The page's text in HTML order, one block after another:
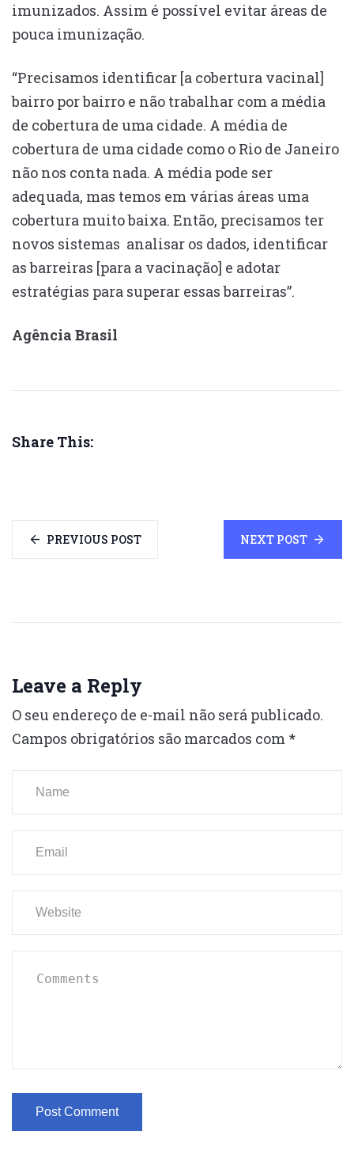
imunizados. Assim é possível evitar áreas de
pouca imunização.
“Precisamos identificar [a cobertura vacinal]
bairro por bairro e não trabalhar com a média
de cobertura de uma cidade. A média de
cobertura de uma cidade como o Rio de Janeiro
não nos conta nada. A média pode ser
adequada, mas temos em várias áreas uma
cobertura muito baixa. Então, precisamos ter
novos sistemas analisar os dados, identificar
as barreiras [para a vacinação] e adotar
estratégias para superar essas barreiras”.
Agência Brasil
Share This:
PREVIOUS POST NEXT POST
Leave a Reply
O seu endereço de e-mail não será publicado.
Campos obrigatórios são marcados com *